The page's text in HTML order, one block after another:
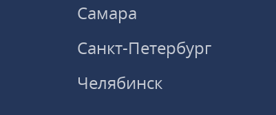
Самара
Санкт-Петербург
Челябинск